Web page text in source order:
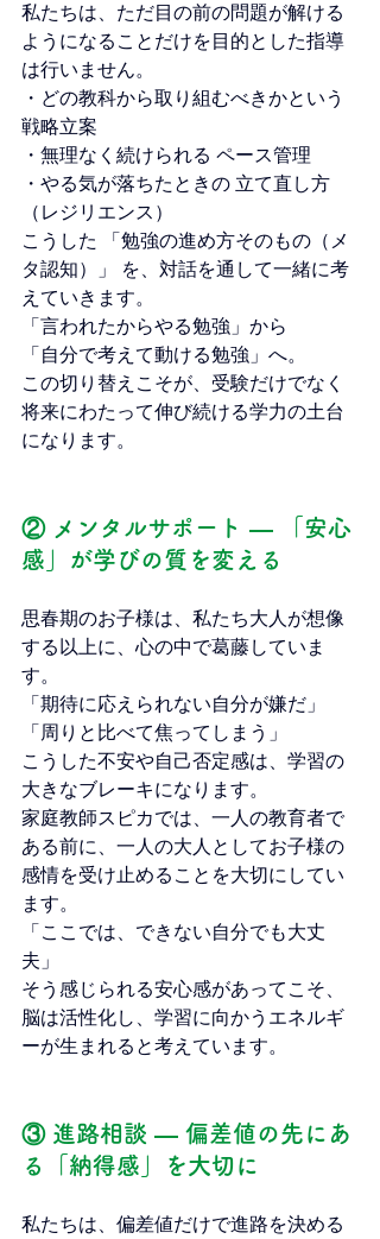
私たちは、ただ目の前の問題が解ける
ようになることだけを目的とした指導
は行いません。
・どの教科から取り組むべきかという
戦略立案
・無理なく続けられる ペース管理
・やる気が落ちたときの 立て直し方
（レジリエンス）
こうした 「勉強の進め方そのもの（メ
タ認知）」 を、対話を通して一緒に考
えていきます。
「言われたからやる勉強」から
「自分で考えて動ける勉強」へ。
この切り替えこそが、受験だけでなく
将来にわたって伸び続ける学力の土台
になります。
② メンタルサポート ― 「安心
感」が学びの質を変える
思春期のお子様は、私たち大人が想像
する以上に、心の中で葛藤していま
す。
「期待に応えられない自分が嫌だ」
「周りと比べて焦ってしまう」
こうした不安や自己否定感は、学習の
大きなブレーキになります。
家庭教師スピカでは、一人の教育者で
ある前に、一人の大人としてお子様の
感情を受け止めることを大切にしてい
ます。
「ここでは、できない自分でも大丈
夫」
そう感じられる安心感があってこそ、
脳は活性化し、学習に向かうエネルギ
ーが生まれると考えています。
③ 進路相談 ― 偏差値の先にあ
る「納得感」を大切に
私たちは、偏差値だけで進路を決める